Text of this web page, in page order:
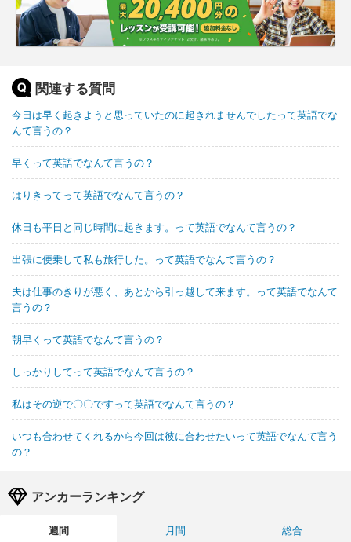
関連する質問
今日は早く起きようと思っていたのに起きれませんでしたって英語でな
んて言うの？
早くって英語でなんて言うの？
はりきってって英語でなんて言うの？
休日も平日と同じ時間に起きます。って英語でなんて言うの？
出張に便乗して私も旅行した。って英語でなんて言うの？
夫は仕事のきりが悪く、あとから引っ越して来ます。って英語でなんて
言うの？
朝早くって英語でなんて言うの？
しっかりしてって英語でなんて言うの？
私はその逆で〇〇ですって英語でなんて言うの？
いつも合わせてくれるから今回は彼に合わせたいって英語でなんて言う
の？
アンカーランキング
週間 月間
総合